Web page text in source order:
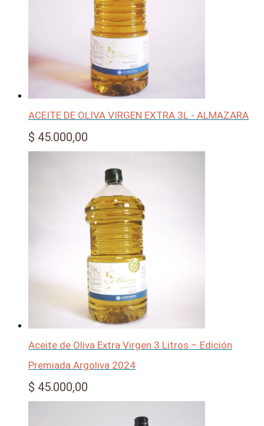
ACEITE DE OLIVA VIRGEN EXTRA 3L - ALMAZARA
$ 45.000,00
Aceite de Oliva Extra Virgen 3 Litros – Edición
Premiada Argoliva 2024
$ 45.000,00